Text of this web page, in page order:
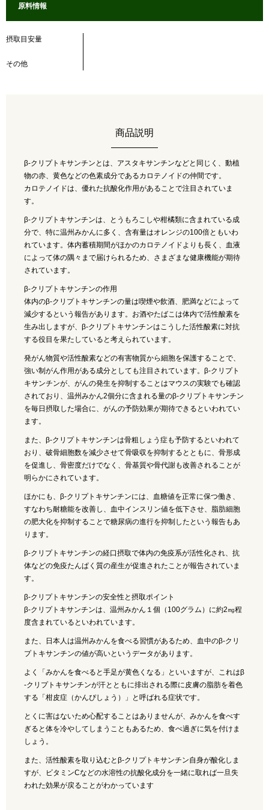
原料情報
摂取目安量
その他
商品説明
β-クリプトキサンチンとは、アスタキサンチンなどと同じく、動植
物の赤、黄色などの色素成分であるカロテノイドの仲間です。
カロテノイドは、優れた抗酸化作用があることで注目されていま
す。
β-クリプトキサンチンは、とうもろこしや柑橘類に含まれている成
分で、特に温州みかんに多く、含有量はオレンジの100倍ともいわ
れています。体内蓄積期間がほかのカロテノイドよりも長く、血液
によって体の隅々まで届けられるため、さまざまな健康機能が期待
されています。
β-クリプトキサンチンの作用
体内のβ-クリプトキサンチンの量は喫煙や飲酒、肥満などによって
減少するという報告があります。お酒やたばこは体内で活性酸素を
生み出しますが、β-クリプトキサンチンはこうした活性酸素に対抗
する役目を果たしていると考えられています。
発がん物質や活性酸素などの有害物質から細胞を保護することで、
強い制がん作用がある成分としても注目されています。β-クリプト
キサンチンが、がんの発生を抑制することはマウスの実験でも確認
されており、温州みかん2個分に含まれる量のβ-クリプトキサンチン
を毎日摂取した場合に、がんの予防効果が期待できるといわれてい
ます。
また、β-クリプトキサンチンは骨粗しょう症も予防するといわれて
おり、破骨細胞数を減少させて骨吸収を抑制するとともに、骨形成
を促進し、骨密度だけでなく、骨基質や骨代謝も改善されることが
明らかにされています。
ほかにも、β-クリプトキサンチンには、血糖値を正常に保つ働き、
すなわち耐糖能を改善し、血中インスリン値を低下させ、脂肪細胞
の肥大化を抑制することで糖尿病の進行を抑制したという報告もあ
ります。
β-クリプトキサンチンの経口摂取で体内の免疫系が活性化され、抗
体などの免疫たんぱく質の産生が促進されたことが報告されていま
す。
β-クリプトキサンチンの安全性と摂取ポイント
β-クリプトキサンチンは、温州みかん１個（100グラム）に約2㎎程
度含まれているといわれています。
また、日本人は温州みかんを食べる習慣があるため、血中のβ-クリ
プトキサンチンの値が高いというデータがあります。
よく「みかんを食べると手足が黄色くなる」といいますが、これはβ
-クリプトキサンチンが汗とともに排出される際に皮膚の脂肪を着色
する「柑皮症（かんぴしょう）」と呼ばれる症状です。
とくに害はないため心配することはありませんが、みかんを食べす
ぎると体を冷やしてしまうこともあるため、食べ過ぎに気を付けま
しょう。
また、活性酸素を取り込むとβ-クリプトキサンチン自身が酸化しま
すが、ビタミンCなどの水溶性の抗酸化成分を一緒に取れば一旦失
われた効果が戻ることがわかっています